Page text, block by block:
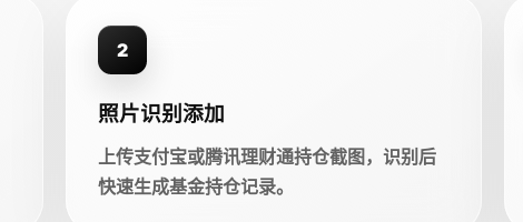
2
照片识别添加
上传支付宝或腾讯理财通持仓截图，识别后
快速生成基金持仓记录。